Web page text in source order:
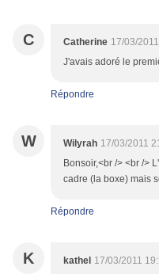
C Catherine 17/03/
J'avais adoré le
Répondre
W Wilyrah 17/03/2011
Bonsoir,<br /> <br />
cadre (la boxe) mais
Répondre
K kathel 17/03/2011